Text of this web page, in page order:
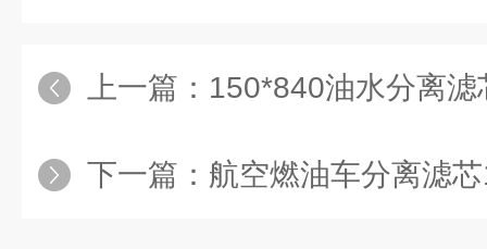
上一篇： 150*840油水分离滤
下一篇： 航空燃油车分离滤